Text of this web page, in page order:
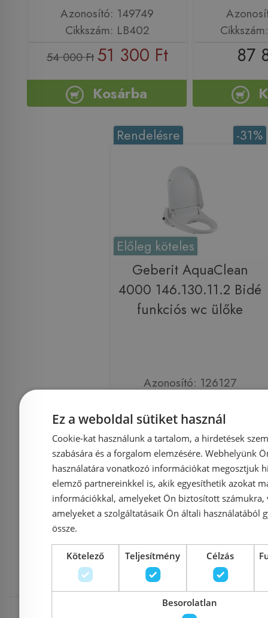
Azonosító: 149749
Cikkszám: LB402
54 000 Ft 51 300 Ft
Kosárba
87
-31%
Rendelésre
Előleg köteles
Geberit AquaClean
4000 146.130.11.2 Bidé
funkciós wc ülőke
Azonosító: 126127
355 474 Ft 243 800 Ft
Kosárba
Mások
megnézték
Raktáron
Ez a weboldal sütiket használ
Cookie-kat használunk a tartalom, a hirdetések
szabására és a forgalom elemzésére. Webhelyünk
használatára vonatkozó információkat megosztjuk
elemző partnereinkkel is, akik egyesíthetik azokat
információkkal, amelyeket Ön biztosított számukra,
amelyeket a szolgáltatásaik Ön általi használatából
össze.
Kötelező Teljesítmény Célzás
Besorolatlan